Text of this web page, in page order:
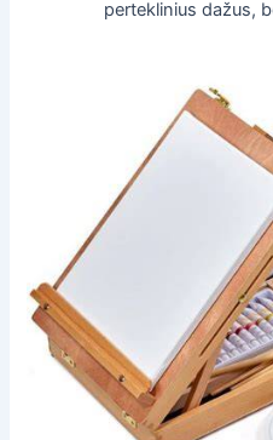
perteklinius dažus,